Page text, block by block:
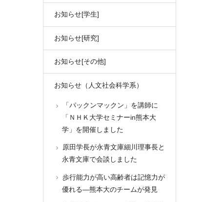
お知らせ[学生]
お知らせ[研究]
お知らせ[その他]
お知らせ（人文社会科学系）
「パックンマックン」を講師に
「ＮＨＫ大学セミナーin熊本大
学」を開催しました
原田学長が永青文庫細川理事長と
永青文庫で会談しました
歩行能力が高い高齢者は記憶力が
優れる―熊本大のチームが発見